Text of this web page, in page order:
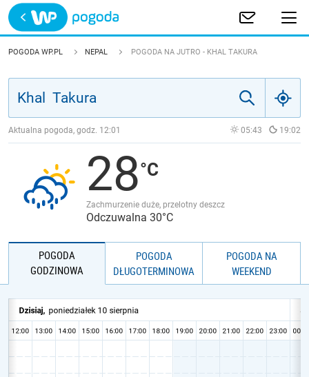
Trwa ładowanie
POLSKA
JAKOŚĆ POWIETRZA
POGODA WP.PL NEPAL POGODA NA JUTRO - KHAL TAKURA
Aktualna pogoda, godz. 12:01 05:43 19:02
28
Zachmurzenie duże, przelotny deszcz
Odczuwalna 30°C
POGODA
GODZINOWA
POGODA
DŁUGOTERMINOWA
POGODA NA
WEEKEND